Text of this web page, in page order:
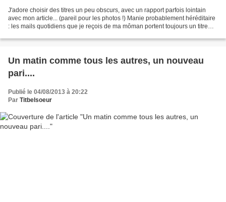
J'adore choisir des titres un peu obscurs, avec un rapport parfois lointain
avec mon article... (pareil pour les photos !) Manie probablement héréditaire
: les mails quotidiens que je reçois de ma môman portent toujours un titre
Un matin comme tous les autres, un nouveau
pari....
Publié le 04/08/2013 à 20:22
Par Titbelsoeur